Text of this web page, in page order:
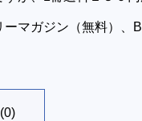
ーマガジン（無料）、